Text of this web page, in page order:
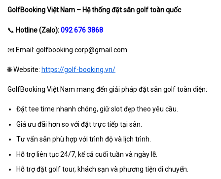
GolfBooking Việt Nam – Hệ thống đặt sân golf toàn quốc
📞 Hotline (Zalo):092 676 3868
📧 Email: golfbooking.corp@gmail.com
🌐 Website: https://golf-booking.vn/
GolfBooking Việt Nam mang đến giải pháp đặt sân golf toàn diện:
Đặt tee time nhanh chóng, giữ slot đẹp theo yêu cầu.
Giá ưu đãi hơn so với đặt trực tiếp tại sân.
Tư vấn sân phù hợp với trình độ và lịch trình.
Hỗ trợ liên tục 24/7, kể cả cuối tuần và ngày lễ.
Hỗ trợ đặt golf tour, khách sạn và phương tiện di chuyển.